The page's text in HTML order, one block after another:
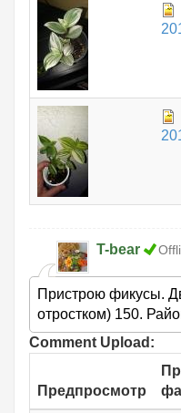
T-bear
Пристрою фикусы.
отростком) 150.
Comment Upload:
Предпросмотр